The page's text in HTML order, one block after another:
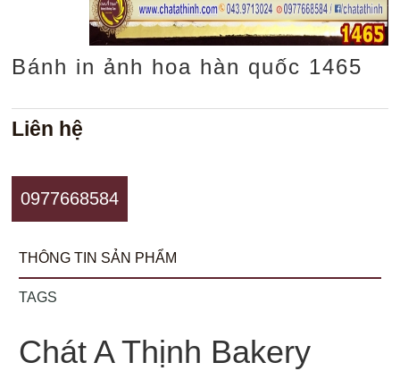
Bánh in ảnh hoa hàn quốc 1465
Liên hệ
0977668584
THÔNG TIN SẢN PHẨM
TAGS
Chát A Thịnh Bakery